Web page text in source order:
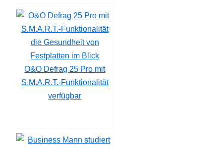
O&O Defrag 25 Pro mit
S.M.A.R.T.-Funktionalität
verfügbar